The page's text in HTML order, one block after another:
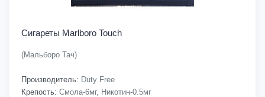
Сигареты Marlboro Touch
(Мальборо Тач)
Производитель: Duty Free
Крепость: Смола-6мг, Никотин-0.5мг